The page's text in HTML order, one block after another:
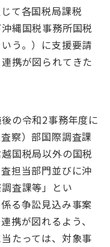
て各国税局課税
縄国税事務所国税
う。）に支援要請
携が図られてきた
の令和2事務年度に
察）部国際調査課
国税局以外の国税
担当部門並びに沖
査課等」とい
る争訟見込み事案
携が図れるよう、
たっては、対象事